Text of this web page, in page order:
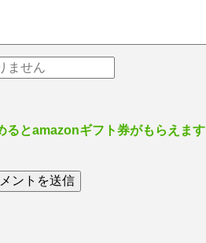
るとamazonギフト券がもらえます